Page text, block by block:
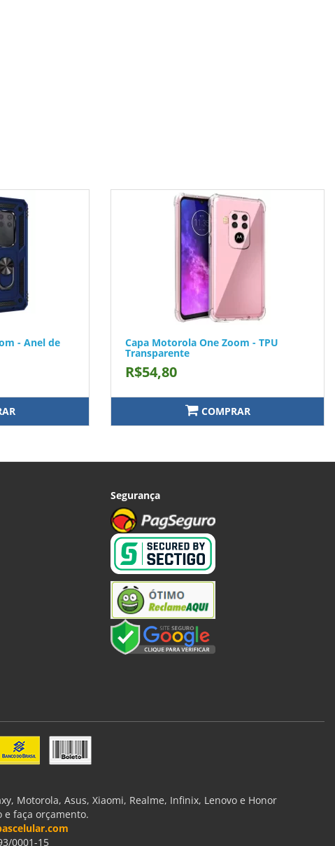
- Anel de Capa Motorola One Zoom - TPU
Transparente
R$54,80
COMPRAR
Segurança
Motorola, Asus, Xiaomi, Realme, Infinix, Lenovo e Honor
e faça orçamento.
0001-15